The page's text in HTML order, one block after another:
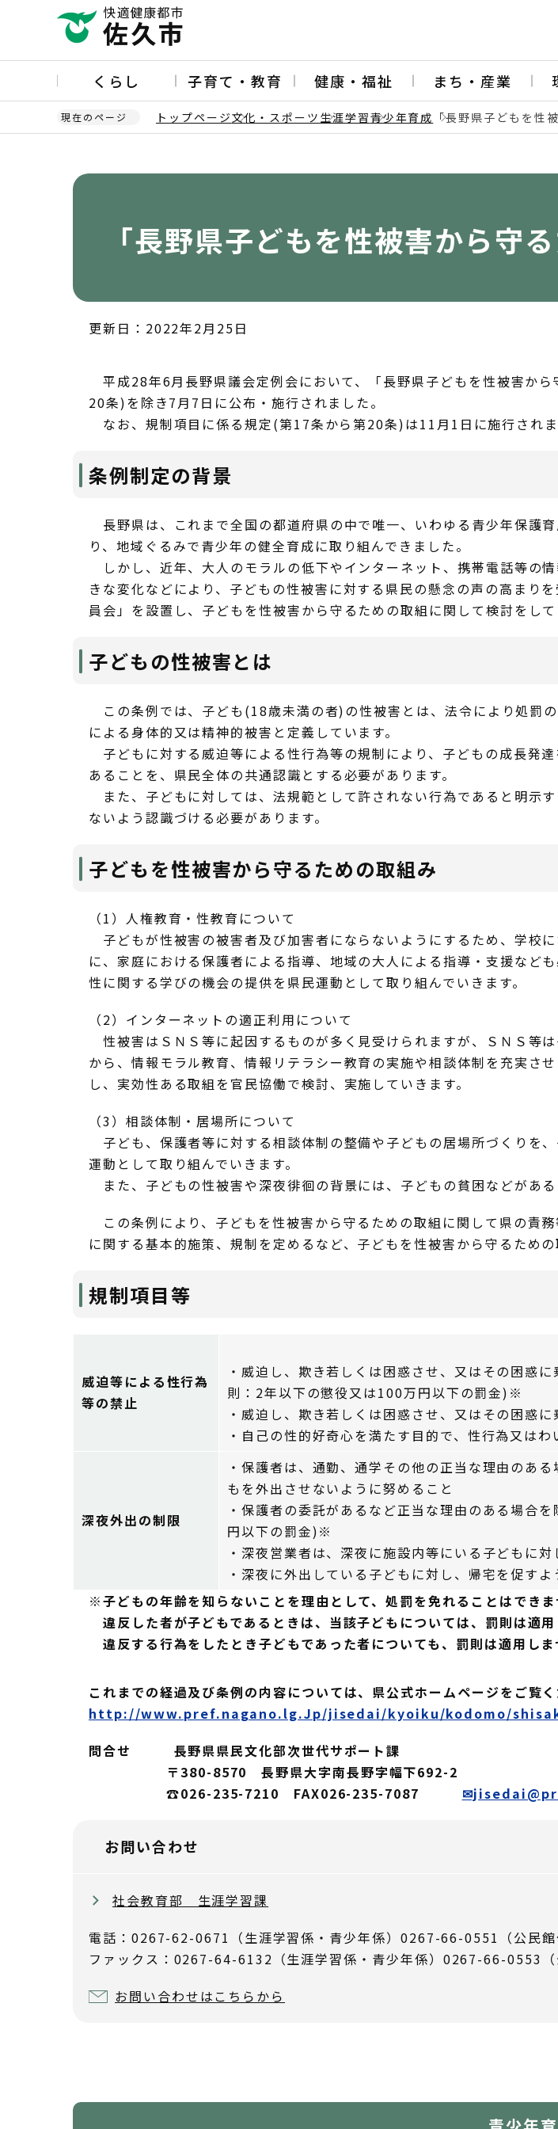
ー
の
くらし 子育て・教育 健康・福祉 まち・産業
現在のページ トップページ文化・スポーツ 生涯学習青少年育成 「長野県子どもを性
「長野県子どもを性被害から守
更新日：2022年2月25日
平成28年6月長野県議会定例会において、「長野県子どもを性被害か
20条)を除き7月7日に公布・施行されました。
なお、規制項目に係る規定(第17条から第20条)は11月1日に施行されま
条例制定の背景
長野県は、これまで全国の都道府県の中で唯一、いわゆる青少年保護
り、地域ぐるみで青少年の健全育成に取り組んできました。
しかし、近年、大人のモラルの低下やインターネット、携帯電話等の
きな変化などにより、子どもの性被害に対する県民の懸念の声の高まり
員会」を設置し、子どもを性被害から守るための取組に関して検討をして
子どもの性被害とは
この条例では、子ども(18歳未満の者)の性被害とは、法令により処罰
による身体的又は精神的被害と定義しています。
子どもに対する威迫等による性行為等の規制により、子どもの成長発
あることを、県民全体の共通認識とする必要があります。
また、子どもに対しては、法規範として許されない行為であると明示
ないよう認識づける必要があります。
子どもを性被害から守るための取組み
（1）人権教育・性教育について
子どもが性被害の被害者及び加害者にならないようにするため、学校
に、家庭における保護者による指導、地域の大人による指導・支援など
性に関する学びの機会の提供を県民運動として取り組んでいきます。
（2）インターネットの適正利用について
性被害はＳＮＳ等に起因するものが多く見受けられますが、ＳＮＳ等
から、情報モラル教育、情報リテラシー教育の実施や相談体制を充実さ
し、実効性ある取組を官民協働で検討、実施していきます。
（3）相談体制・居場所について
子ども、保護者等に対する相談体制の整備や子どもの居場所づくりを
運動として取り組んでいきます。
また、子どもの性被害や深夜徘徊の背景には、子どもの貧困などがあ
この条例により、子どもを性被害から守るための取組に関して県の責
に関する基本的施策、規制を定めるなど、子どもを性被害から守るための
規制項目等
威迫等による性行為
等の禁止
・威迫し、欺き若しくは困惑させ、又はその困惑
則：2年以下の懲役又は100万円以下の罰金) ※
・威迫し、欺き若しくは困惑させ、又はその困惑
・自己の性的好奇心を満たす目的で、性行為又は
深夜外出の制限
・保護者は、通勤、通学その他の正当な理由のあ
もを外出させないように努めること
・保護者の委託があるなど正当な理由のある場合
円以下の罰金)※
・深夜営業者は、深夜に施設内等にいる子どもに
・深夜に外出している子どもに対し、帰宅を促すよ
※子どもの年齢を知らないことを理由として、処罰を免れることはでき
違反した者が子どもであるときは、当該子どもについては、罰則は適用
違反する行為をしたとき子どもであった者についても、罰則は適用しま
これまでの経過及び条例の内容については、県公式ホームページをご覧く
http://www.pref.nagano.lg.Jp/jisedai/kyoiku/kodomo/
問合せ 長野県県民文化部次世代サポート課
〒380-8570 長野県大字南長野字幅下692-2
☎026-235-7210 FAX026-235-7087
お問い合わせ
社会教育部 生涯学習課
電話：0267-62-0671（生涯学習係・青少年係）0267-66-0551（公民館
ファックス：0267-64-6132（生涯学習係・青少年係）0267-66-0553（
お問い合わせはこちらから